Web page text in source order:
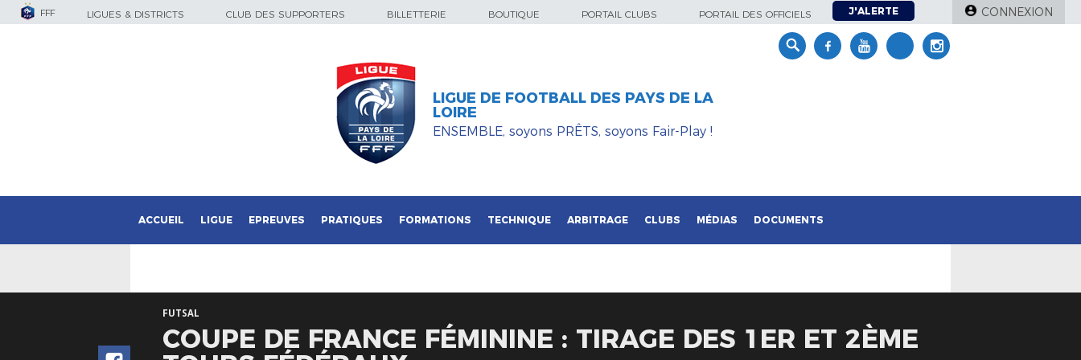
FFF LIGUES & DISTRICTS CLUB DES SUPPORTERS BILLETTERIE BOUTIQUE PORTAIL CLUBS PORTAIL DES OFFICIELS J'ALERTE CONNEXION
LIGUE DE FOOTBALL DES PAYS DE LA
LOIRE
ENSEMBLE, soyons PRÊTS, soyons Fair-Play !
ACCUEIL LIGUE EPREUVES PRATIQUES FORMATIONS TECHNIQUE ARBITRAGE CLUBS MÉDIAS DOCUMENTS
FUTSAL
COUPE DE FRANCE FÉMININE : TIRAGE DES 1ER ET 2ÈME